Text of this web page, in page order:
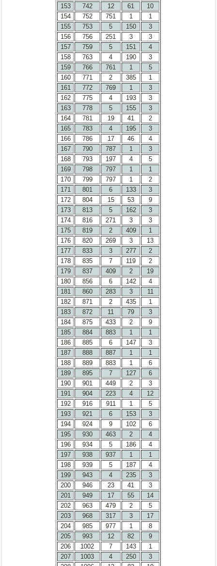
153
742 12 61
10
154
752 751 1
1
155
753 5 150
3
156
756 251 3
3
157
759 5 151
4
158
763 4 190
3
159
766 761 1
5
160
771 2 385
1
161
772 769 1
3
162
775 4 193
3
163
778 5 155
3
164
781 19 41
2
165
783 4 195
3
166
786 17 46
4
167
790 787 1
3
168
793 197 4
5
169
798 797 1
1
170
799 797 1
2
171
801 6 133
3
172
804 15 53
9
173
813 5 162
3
174
816 271 3
3
175
819 2 409
1
176
820 269 3
13
177
833 3 277
2
178
835 7 119
2
179
837 409 2
19
180
856 6 142
4
181
860 283 3
11
182
871 2 435
1
183
872 11 79
3
184
875 433 2
9
185
884 883 1
1
186
885 6 147
3
187
888 887 1
1
188
889 883 1
6
189
895 7 127
6
190
901 449 2
3
191
904 223 4
12
192
916 911 1
5
193
921 6 153
3
194
924 9 102
6
195
930 463 2
4
196
934 5 186
4
197
938 937 1
1
198
939 5 187
4
199
943 4 235
3
200
946 23 41
3
201
949 17 55
14
202
963 479 2
5
203
968 317 3
17
204
985 977 1
8
205
993 12 82
9
206
1002 7 143
1
207
1003 4 250
3